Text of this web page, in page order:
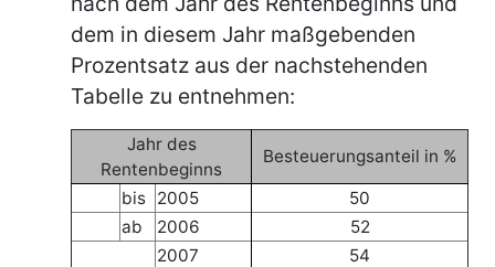
dem in diesem Jahr maßgebenden
Prozentsatz aus der nachstehenden
Tabelle zu entnehmen:
Jahr des
Rentenbeginns
Besteuerungsanteil in %
bis 2005
50
ab
2006
52
2007
54